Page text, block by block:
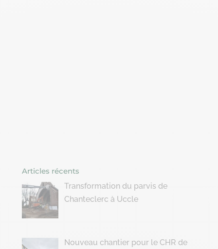
Articles récents
Transformation du parvis de
Chanteclerc à Uccle
Nouveau chantier pour le CHR de